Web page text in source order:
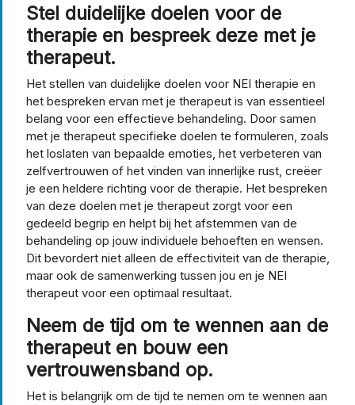
Stel duidelijke doelen voor de
therapie en bespreek deze met je
therapeut.
Het stellen van duidelijke doelen voor NEI therapie en
het bespreken ervan met je therapeut is van essentieel
belang voor een effectieve behandeling. Door samen
met je therapeut specifieke doelen te formuleren, zoals
het loslaten van bepaalde emoties, het verbeteren van
zelfvertrouwen of het vinden van innerlijke rust, creëer
je een heldere richting voor de therapie. Het bespreken
van deze doelen met je therapeut zorgt voor een
gedeeld begrip en helpt bij het afstemmen van de
behandeling op jouw individuele behoeften en wensen.
Dit bevordert niet alleen de effectiviteit van de therapie,
maar ook de samenwerking tussen jou en je NEI
therapeut voor een optimaal resultaat.
Neem de tijd om te wennen aan de
therapeut en bouw een
vertrouwensband op.
Het is belangrijk om de tijd te nemen om te wennen aan